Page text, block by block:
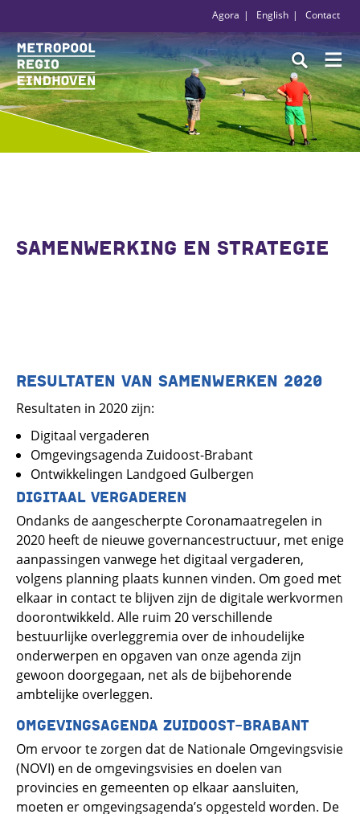
Agora English Contact
SAMENWERKING EN STRATEGIE
RESULTATEN VAN SAMENWERKEN 2020
Resultaten in 2020 zijn:
Digitaal vergaderen
Omgevingsagenda Zuidoost-Brabant
Ontwikkelingen Landgoed Gulbergen
DIGITAAL VERGADEREN
Ondanks de aangescherpte Coronamaatregelen in
2020 heeft de nieuwe governancestructuur, met enige
aanpassingen vanwege het digitaal vergaderen,
volgens planning plaats kunnen vinden. Om goed met
elkaar in contact te blijven zijn de digitale werkvormen
doorontwikkeld. Alle ruim 20 verschillende
bestuurlijke overleggremia over de inhoudelijke
onderwerpen en opgaven van onze agenda zijn
gewoon doorgegaan, net als de bijbehorende
ambtelijke overleggen.
OMGEVINGSAGENDA ZUIDOOST-BRABANT
Om ervoor te zorgen dat de Nationale Omgevingsvisie
(NOVI) en de omgevingsvisies en doelen van
provincies en gemeenten op elkaar aansluiten,
moeten er omgevingsagenda’s opgesteld worden. De